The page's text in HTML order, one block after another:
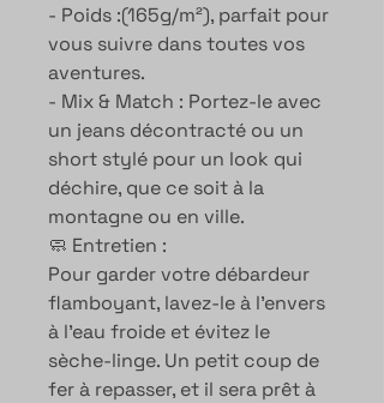
- Poids :(165g/m²), parfait pour
vous suivre dans toutes vos
aventures.
- Mix & Match : Portez-le avec
un jeans décontracté ou un
short stylé pour un look qui
déchire, que ce soit à la
montagne ou en ville.
🧼 Entretien :
Pour garder votre débardeur
flamboyant, lavez-le à l’envers
à l’eau froide et évitez le
sèche-linge. Un petit coup de
fer à repasser, et il sera prêt à